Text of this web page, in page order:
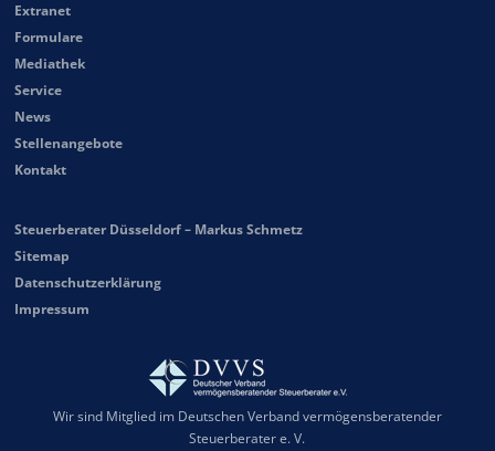
Extranet
Formulare
Mediathek
Service
News
Stellenangebote
Kontakt
Steuerberater Düsseldorf – Markus Schmetz
Sitemap
Datenschutzerklärung
Impressum
Wir sind Mitglied im Deutschen Verband vermögensberatender
Steuerberater e. V.